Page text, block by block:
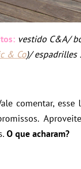
vestido C&A/
& Co)/ espadrilles
comentar,
O que acharam?